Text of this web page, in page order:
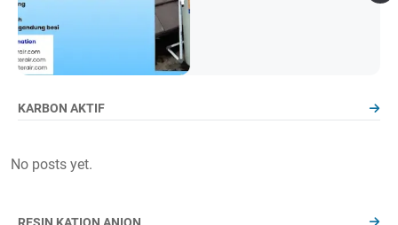
KARBON AKTIF
No posts yet.
RESIN KATION ANION